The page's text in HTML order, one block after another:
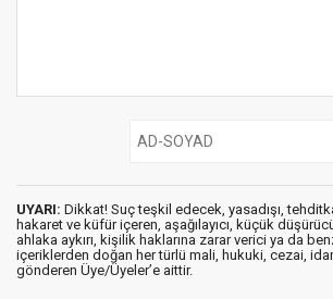
UYARI: Dikkat! Suç teşkil edecek, yasadışı,
hakaret ve küfür içeren, aşağılayıcı, küçük
ahlaka aykırı, kişilik haklarına zarar verici ya da
içeriklerden doğan her türlü mali, hukuki, cezai,
gönderen Üye/Üyeler’e aittir.